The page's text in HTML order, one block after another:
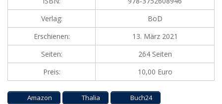
Verlag:
BoD
Erschienen:
13. März 2021
Seiten:
264 Seiten
Preis:
10,00 Euro
Amazon Thalia
Buch24